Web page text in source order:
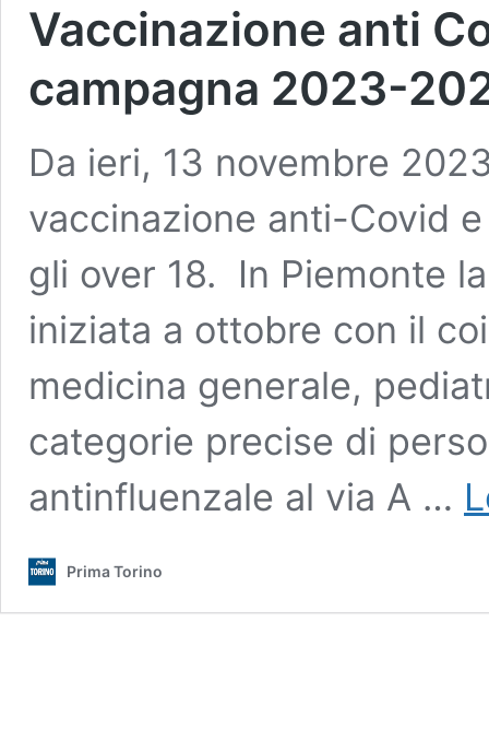
Vaccinazione anti
campagna 2023-
Da ieri, 13 novembre
vaccinazione anti-Covid
gli over 18. In Piemonte
iniziata a ottobre con il
medicina generale,
categorie precise di
antinfluenzale al via A …
Prima Torino